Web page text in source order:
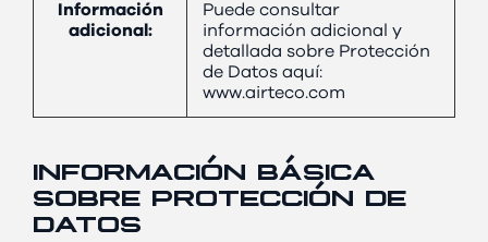
Información
adicional:
Puede consultar
información adicional y
detallada sobre Protección
de Datos aquí:
www.airteco.com
INFORMACIÓN BÁSICA
SOBRE PROTECCIÓN DE
DATOS